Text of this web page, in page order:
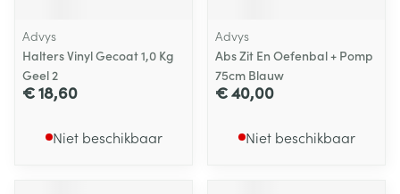
Advys
Halters Vinyl Gecoat 1,0 Kg
Geel 2
€ 18,60
Niet beschikbaar
Advys
Abs Zit En Oefenbal + Pomp
75cm Blauw
€ 40,00
Niet beschikbaar